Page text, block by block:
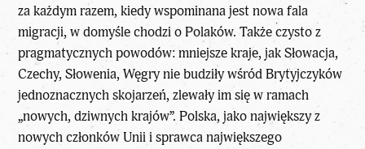
za każdym razem, kiedy wspominana jest nowa fala
migracji, w domyśle chodzi o Polaków. Także czysto z
pragmatycznych powodów: mniejsze kraje, jak Słowacja,
Czechy, Słowenia, Węgry nie budziły wśród Brytyjczyków
jednoznacznych skojarzeń, zlewały im się w ramach
„nowych, dziwnych krajów”. Polska, jako największy z
nowych członków Unii i sprawca największego